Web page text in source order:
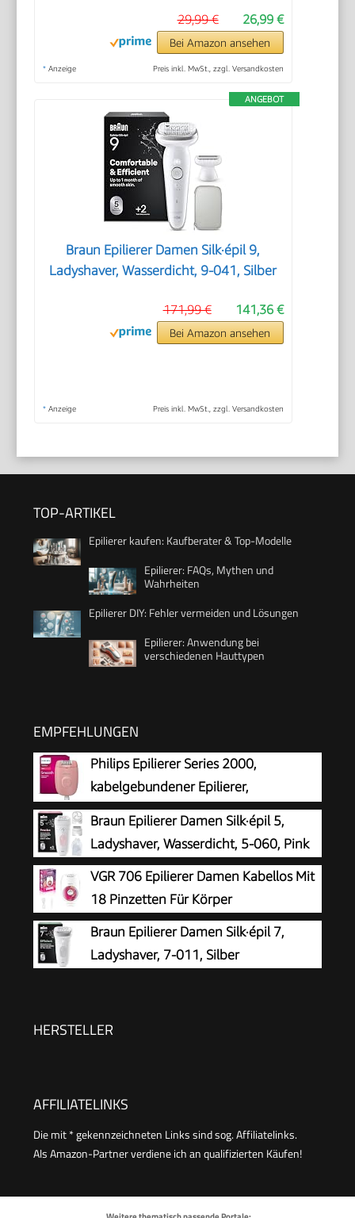
26,99 €
29,99 €
Bei Amazon ansehen
* Anzeige Preis inkl. MwSt., zzgl. Versandkosten
ANGEBOT
Braun Epilierer Damen Silk·épil 9,
Ladyshaver, Wasserdicht, 9-041, Silber
141,36 €
171,99 €
Bei Amazon ansehen
* Anzeige Preis inkl. MwSt., zzgl. Versandkosten
TOP-ARTIKEL
Epilierer kaufen: Kaufberater & Top-Modelle
Epilierer: FAQs, Mythen und
Wahrheiten
Epilierer DIY: Fehler vermeiden und Lösungen
Epilierer: Anwendung bei
verschiedenen Hauttypen
EMPFEHLUNGEN
Philips Epilierer Series 2000,
kabelgebundener Epilierer,
Haarentfernungsgerät, Modell
BRE229/00, Schwarz
Braun Epilierer Damen Silk·épil 5,
Ladyshaver, Wasserdicht, 5-060, Pink
VGR 706 Epilierer Damen Kabellos Mit
18 Pinzetten Für Körper
Braun Epilierer Damen Silk·épil 7,
Ladyshaver, 7-011, Silber
HERSTELLER
AFFILIATELINKS
Die mit * gekennzeichneten Links sind sog. Affiliatelinks.
Als Amazon-Partner verdiene ich an qualifizierten Käufen!